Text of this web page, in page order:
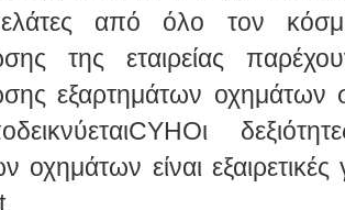
από όλο τον
της εταιρείας
εξαρτημάτων οχημάτων
οχημάτων είναι